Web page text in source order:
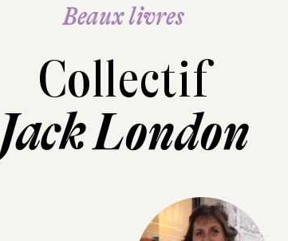
Beaux livres
Collectif
Jack London